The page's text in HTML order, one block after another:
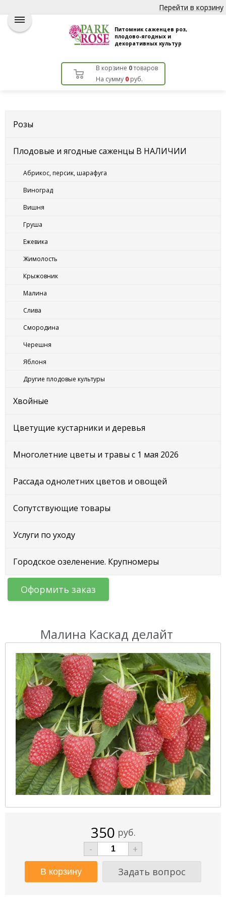
Перейти в корзину
Питомник саженцев роз,
плодово-ягодных и
декоративных культур
В корзине 0товаров
На сумму 0руб.
Розы
Плодовые и ягодные саженцы В НАЛИЧИИ
Абрикос, персик, шарафуга
Виноград
Вишня
Груша
Ежевика
Жимолость
Крыжовник
Малина
Слива
Смородина
Черешня
Яблоня
Другие плодовые культуры
Хвойные
Цветущие кустарники и деревья
Многолетние цветы и травы с 1 мая 2026
Рассада однолетних цветов и овощей
Сопутствующие товары
Услуги по уходу
Городское озеленение. Крупномеры
Оформить заказ
Малина Каскад делайт
350 руб.
-
+
Задать вопрос